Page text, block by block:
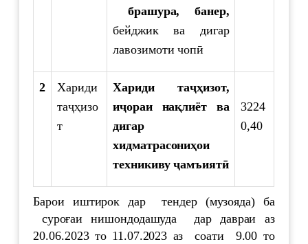
брашура, банер,
бейджик ва дигар
лавозимоти чопӣ
2
Хариди
таҷҳизо
т
Хариди таҷҳизот,
иҷораи нақлиёт ва
дигар
хидматрасониҳои
техникиву ҷамъиятӣ
3224
0,40
Барои иштирок дар тендер (музояда) ба
суроғаи нишондодашуда дар давраи аз
20.06.2023 то 11.07.2023 аз соати 9.00 то